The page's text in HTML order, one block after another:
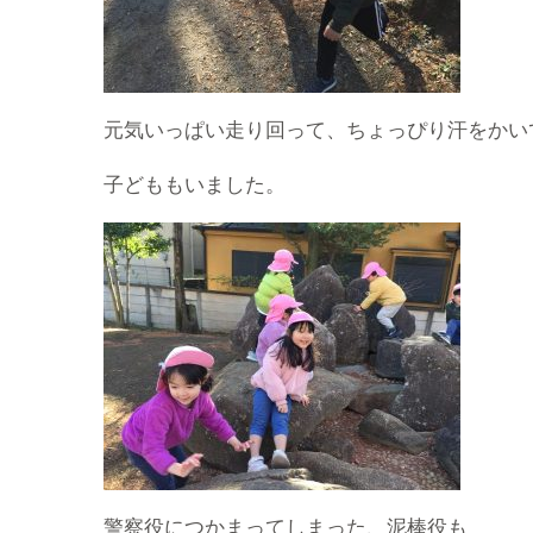
元気いっぱい走り回って、ちょっぴり汗をか
子どももいました。
警察役につかまってしまった、泥棒役も